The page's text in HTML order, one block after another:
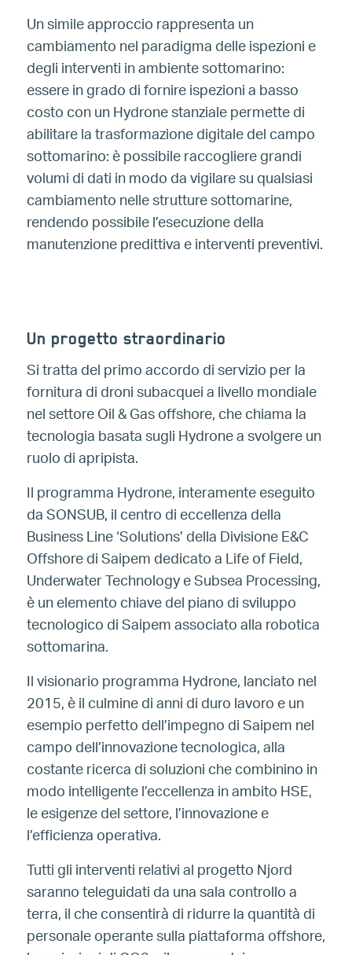
Un simile approccio rappresenta un
cambiamento nel paradigma delle ispezioni e
degli interventi in ambiente sottomarino:
essere in grado di fornire ispezioni a basso
costo con un Hydrone stanziale permette di
abilitare la trasformazione digitale del campo
sottomarino: è possibile raccogliere grandi
volumi di dati in modo da vigilare su qualsiasi
cambiamento nelle strutture sottomarine,
rendendo possibile l’esecuzione della
manutenzione predittiva e interventi preventivi.
Un progetto straordinario
Si tratta del primo accordo di servizio per la
fornitura di droni subacquei a livello mondiale
nel settore Oil & Gas offshore, che chiama la
tecnologia basata sugli Hydrone a svolgere un
ruolo di apripista.
Il programma Hydrone, interamente eseguito
da SONSUB, il centro di eccellenza della
Business Line ‘Solutions’ della Divisione E&C
Offshore di Saipem dedicato a Life of Field,
Underwater Technology e Subsea Processing,
è un elemento chiave del piano di sviluppo
tecnologico di Saipem associato alla robotica
sottomarina.
Il visionario programma Hydrone, lanciato nel
2015, è il culmine di anni di duro lavoro e un
esempio perfetto dell’impegno di Saipem nel
campo dell’innovazione tecnologica, alla
costante ricerca di soluzioni che combinino in
modo intelligente l’eccellenza in ambito HSE,
le esigenze del settore, l’innovazione e
l’efficienza operativa.
Tutti gli interventi relativi al progetto Njord
saranno teleguidati da una sala controllo a
terra, il che consentirà di ridurre la quantità di
personale operante sulla piattaforma offshore,